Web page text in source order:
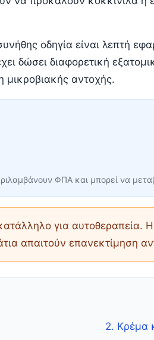
οδηγία είναι λεπτή
δώσει διαφορετική
μικροβιακής αντοχής.
ΦΠΑ και μπορεί να
για
απαιτούν επανεκτίμηση
2. Κρέμα